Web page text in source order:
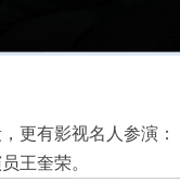
更有影视名人参演：
王奎荣。